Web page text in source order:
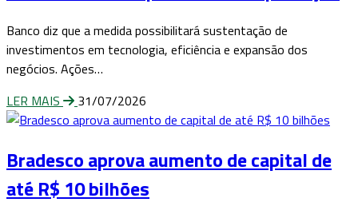
Banco diz que a medida possibilitará sustentação de
investimentos em tecnologia, eficiência e expansão dos
negócios. Ações…
LER MAIS
31/07/2026
Bradesco aprova aumento de capital de
até R$ 10 bilhões